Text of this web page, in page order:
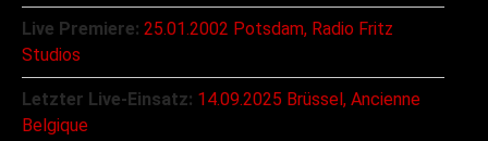
Live Premiere: 25.01.2002 Potsdam, Radio Fritz
Studios
Letzter Live-Einsatz: 14.09.2025 Brüssel, Ancienne
Belgique